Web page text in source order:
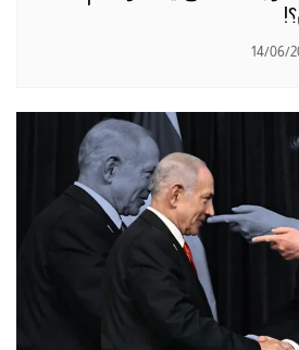
14/06/